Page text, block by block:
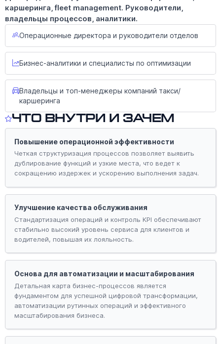
каршеринга, fleet management. Руководители,
владельцы процессов, аналитики.
Операционные директора и руководители отделов
Бизнес-аналитики и специалисты по оптимизации
Владельцы и топ-менеджеры компаний такси/
каршеринга
Что внутри и зачем
Повышение операционной эффективности
Четкая структуризация процессов позволяет выявить
дублирование функций и узкие места, что ведет к
сокращению издержек и ускорению выполнения задач.
Улучшение качества обслуживания
Стандартизация операций и контроль KPI обеспечивают
стабильно высокий уровень сервиса для клиентов и
водителей, повышая их лояльность.
Основа для автоматизации и масштабирования
Детальная карта бизнес-процессов является
фундаментом для успешной цифровой трансформации,
автоматизации рутинных операций и эффективного
масштабирования бизнеса.